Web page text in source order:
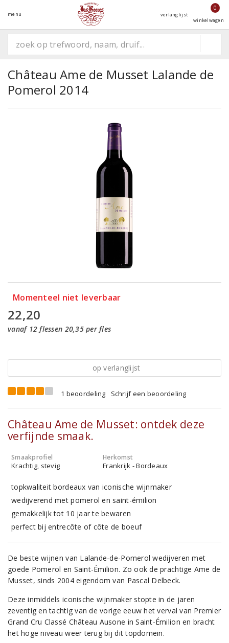
menu verlanglijst
0
winkelwagen
Château Ame de Musset Lalande de
Pomerol 2014
Momenteel niet leverbaar
22,20
vanaf 12 flessen 20,35 per fles
op verlanglijst
1 beoordeling Schrijf een beoordeling
Château Ame de Musset: ontdek deze
verfijnde smaak.
Smaakprofiel
Krachtig, stevig
Herkomst
Frankrijk - Bordeaux
topkwaliteit bordeaux van iconische wijnmaker
wedijverend met pomerol en saint-émilion
gemakkelijk tot 10 jaar te bewaren
perfect bij entrecôte of côte de boeuf
De beste wijnen van Lalande-de-Pomerol wedijveren met
goede Pomerol en Saint-Émilion. Zo ook de prachtige Ame de
Musset, sinds 2004 eigendom van Pascal Delbeck.
Deze inmiddels iconische wijnmaker stopte in de jaren
zeventig en tachtig van de vorige eeuw het verval van Premier
Grand Cru Classé Château Ausone in Saint-Émilion en bracht
het hoge niveau weer terug bij dit topdomein.